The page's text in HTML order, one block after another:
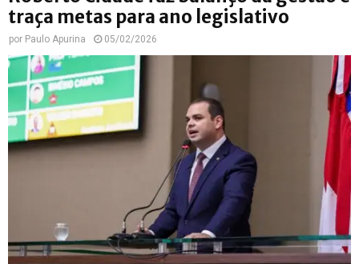
traça metas para ano legislativo
por Paulo Apurina 05/02/2026